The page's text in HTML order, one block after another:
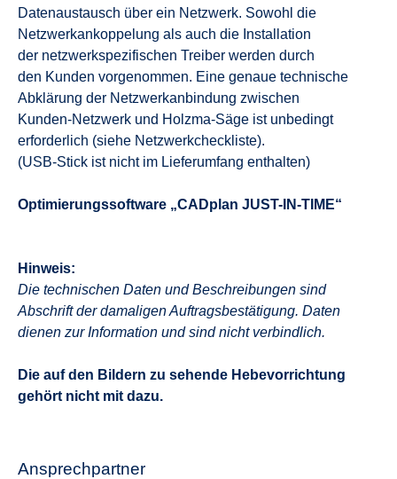
Datenaustausch über ein Netzwerk. Sowohl die
Netzwerkankoppelung als auch die Installation
der netzwerkspezifischen Treiber werden durch
den Kunden vorgenommen. Eine genaue technische
Abklärung der Netzwerkanbindung zwischen
Kunden-Netzwerk und Holzma-Säge ist unbedingt
erforderlich (siehe Netzwerkcheckliste).
(USB-Stick ist nicht im Lieferumfang enthalten)
Optimierungssoftware „CADplan JUST-IN-TIME“
Hinweis:
Die technischen Daten und Beschreibungen sind
Abschrift der damaligen Auftragsbestätigung. Daten
dienen zur Information und sind nicht verbindlich.
Die auf den Bildern zu sehende Hebevorrichtung
gehört nicht mit dazu.
Ansprechpartner